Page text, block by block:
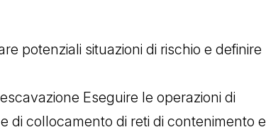
potenziali situazioni di rischio e definire
Eseguire le operazioni di
di collocamento di reti di contenimento e